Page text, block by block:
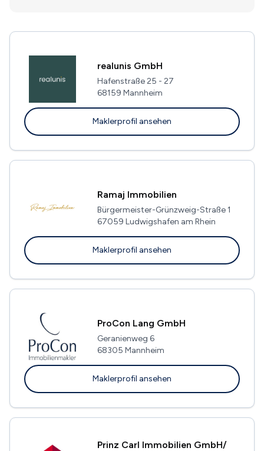
realunis GmbH
Hafenstraße 25 - 27
68159 Mannheim
Maklerprofil ansehen
Ramaj Immobilien
Bürgermeister-Grünzweig-Straße 1
67059 Ludwigshafen am Rhein
Maklerprofil ansehen
ProCon Lang GmbH
Geranienweg 6
68305 Mannheim
Maklerprofil ansehen
Prinz Carl Immobilien GmbH/